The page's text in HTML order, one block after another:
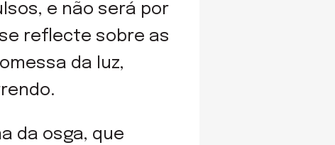
e não será por
reflecte sobre as
da luz,
da osga, que